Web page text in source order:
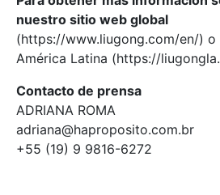
nuestro sitio web global
(https://www.liugong.com/en/)
América Latina (https://
Contacto de prensa
ADRIANA ROMA
adriana@haproposito.com.br
+55 (19) 9 9816-6272